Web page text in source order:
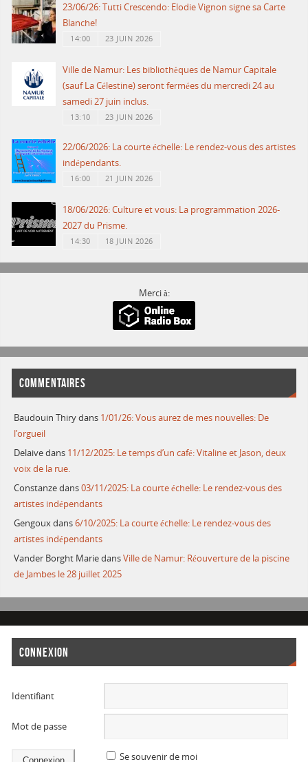
23/06/26: Tutti Crescendo: Elodie Vignon signe sa Carte
Blanche!
14:00 23 JUIN 2026
Ville de Namur: Les bibliothèques de Namur Capitale
(sauf La Célestine) seront fermées du mercredi 24 au
samedi 27 juin inclus.
13:10 23 JUIN 2026
22/06/2026: La courte échelle: Le rendez-vous des artistes
indépendants.
16:00 21 JUIN 2026
18/06/2026: Culture et vous: La programmation 2026-
2027 du Prisme.
14:30 18 JUIN 2026
Merci à:
COMMENTAIRES
Baudouin Thirydans 1/01/26: Vous aurez de mes nouvelles: De
l’orgueil
Delaivedans 11/12/2025: Le temps d’un café: Vitaline et Jason, deux
voix de la rue.
Constanzedans03/11/2025: La courte échelle: Le rendez-vous des
artistes indépendants
Gengouxdans6/10/2025: La courte échelle: Le rendez-vous des
artistes indépendants
Vander Borght MariedansVille de Namur: Réouverture de la piscine
de Jambes le 28 juillet 2025
CONNEXION
Identifiant
Mot de passe
Se souvenir de moi